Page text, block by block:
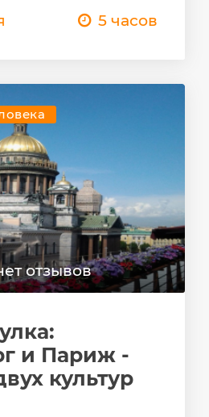
5 часов
отзывов
и Париж -
культур